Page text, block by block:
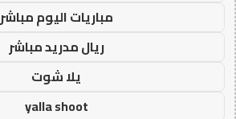
مباريات اليوم مباشر
ريال مدريد مباشر
يلا شوت
yalla shoot